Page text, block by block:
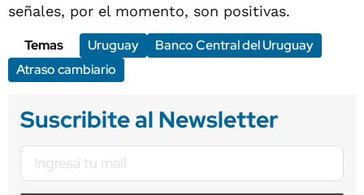
señales, por el momento, son positivas.
Temas
Uruguay
Banco Central del Uruguay
Atraso cambiario
Suscribite al Newsletter